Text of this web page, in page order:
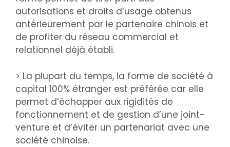
autorisations et droits d’usage obtenus
antérieurement par le partenaire chinois et
de profiter du réseau commercial et
relationnel déjà établi.
> La plupart du temps, la forme de société à
capital 100% étranger est préférée car elle
permet d’échapper aux rigidités de
fonctionnement et de gestion d’une joint-
venture et d’éviter un partenariat avec une
société chinoise.